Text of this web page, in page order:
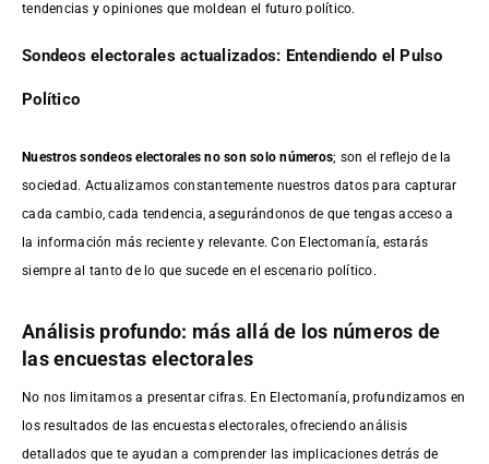
tendencias y opiniones que moldean el futuro político.
Sondeos electorales actualizados: Entendiendo el Pulso
Político
Nuestros sondeos electorales no son solo números; son el reflejo de la
sociedad. Actualizamos constantemente nuestros datos para capturar
cada cambio, cada tendencia, asegurándonos de que tengas acceso a
la información más reciente y relevante. Con Electomanía, estarás
siempre al tanto de lo que sucede en el escenario político.
Análisis profundo: más allá de los números de
las encuestas electorales
No nos limitamos a presentar cifras. En Electomanía, profundizamos en
los resultados de las encuestas electorales, ofreciendo análisis
detallados que te ayudan a comprender las implicaciones detrás de